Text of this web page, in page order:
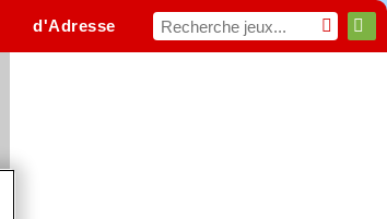
d'Adresse